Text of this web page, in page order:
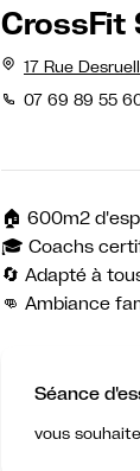
CrossFit
17 Rue
07 69 89 55
🏠 600m2
🎓 Coachs
🔄 Adapté à
👊 Ambiance
Séance
vous